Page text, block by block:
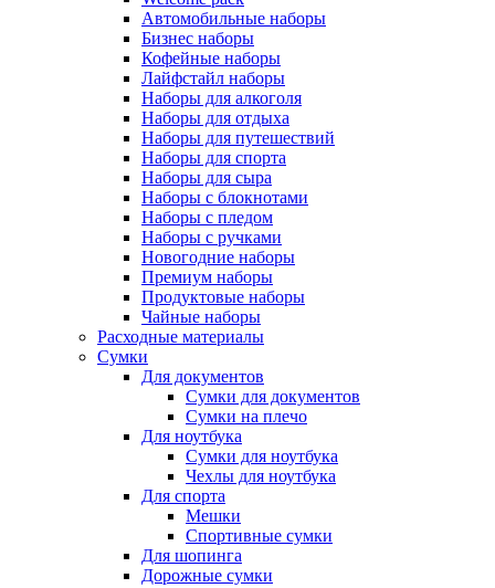
Автомобильные наборы
Бизнес наборы
Кофейные наборы
Лайфстайл наборы
Наборы для алкоголя
Наборы для отдыха
Наборы для путешествий
Наборы для спорта
Наборы для сыра
Наборы с блокнотами
Наборы с пледом
Наборы с ручками
Новогодние наборы
Премиум наборы
Продуктовые наборы
Чайные наборы
Расходные материалы
Сумки
Для документов
Сумки для документов
Сумки на плечо
Для ноутбука
Сумки для ноутбука
Чехлы для ноутбука
Для спорта
Мешки
Спортивные сумки
Для шопинга
Дорожные сумки